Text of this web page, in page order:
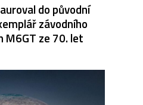
do původní
závodního
M6GT ze 70. let